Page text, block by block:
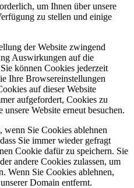
um Ihnen über unsere
zu stellen und einige
der Website zwingend
Auswirkungen auf die
können Cookies jederzeit
Ihre Browsereinstellungen
auf dieser Website
aufgefordert, Cookies zu
Website erneut besuchen.
wenn Sie Cookies ablehnen
Sie immer wieder gefragt
Cookie dafür zu speichern. Sie
andere Cookies zulassen, um
Wenn Sie Cookies ablehnen,
Domain entfernt.